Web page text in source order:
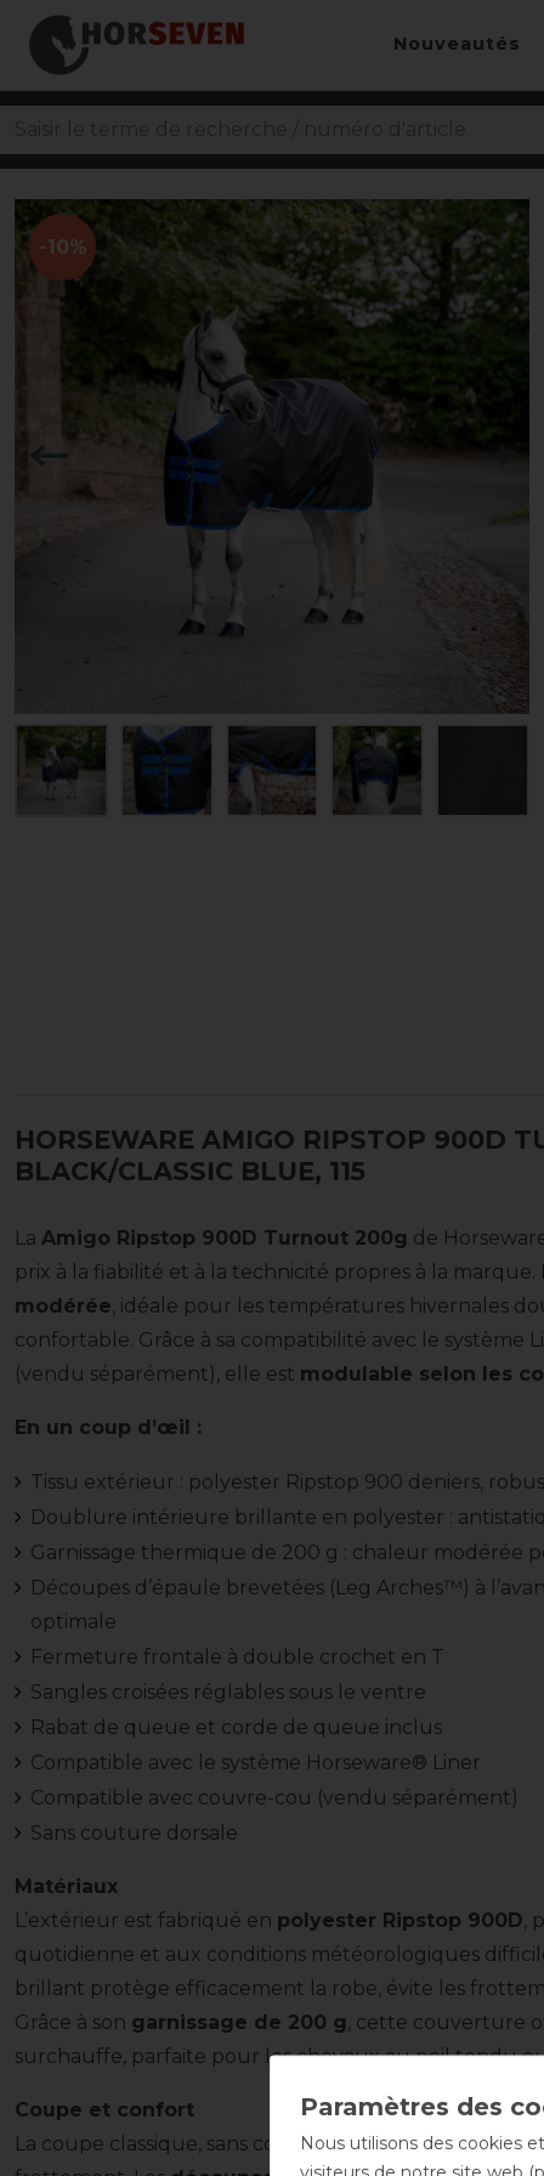
Nouveautés
-10%
HORSEWARE AMIGO RIPSTOP 900D
BLACK/CLASSIC BLUE, 115
La Amigo Ripstop 900D Turnout 200g de
prix à la fiabilité et à la technicité propres à la
modérée, idéale pour les températures hivernales
confortable. Grâce à sa compatibilité avec le système
(vendu séparément), elle est modulable selon les
En un coup d’œil :
Tissu extérieur : polyester Ripstop 900 deniers,
Doublure intérieure brillante en polyester :
Garnissage thermique de 200 g : chaleur modérée
Découpes d’épaule brevetées (Leg Arches™) à
optimale
Fermeture frontale à double crochet en T
Sangles croisées réglables sous le ventre
Rabat de queue et corde de queue inclus
Compatible avec le système Horseware® Liner
Compatible avec couvre-cou (vendu séparément)
Sans couture dorsale
Matériaux
L’extérieur est fabriqué en polyester Ripstop 900D,
quotidienne et aux conditions météorologiques
brillant protège efficacement la robe, évite les
Grâce à son garnissage de 200 g, cette couverture
surchauffe, parfaite pour les chevaux au poil tondu
Coupe et confort
La coupe classique, sans couture dorsale, assure un
Nous utilisons des cookies
visiteurs de notre site web